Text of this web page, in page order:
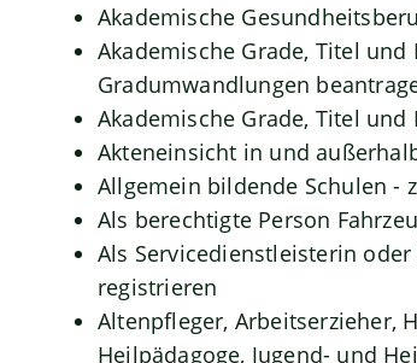
Akademische
Akademische Grade, Titel
Gradumwandlungen
Akademische Grade, Titel
Akteneinsicht in und
Allgemein bildende Schulen -
Als berechtigte Person
Als Servicedienstleisterin
registrieren
Altenpfleger, Arbeitserzieher,
Heilpädagoge, Jugend- und